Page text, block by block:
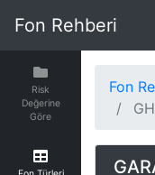
Fon Rehberi
Risk
Değerine
Göre
Fon